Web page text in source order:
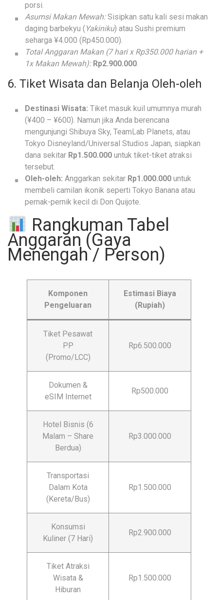
porsi.
Asumsi Makan Mewah:Sisipkan satu kali sesi makan
daging barbekyu ( Yakiniku) atau Sushi premium
seharga ¥4.000 (Rp450.000).
Total Anggaran Makan (7 hari x Rp350.000 harian +
1x Makan Mewah): Rp2.900.000.
6. Tiket Wisata dan Belanja Oleh-oleh
Destinasi Wisata: Tiket masuk kuil umumnya murah
(¥400 – ¥600). Namun jika Anda berencana
mengunjungi Shibuya Sky, TeamLab Planets, atau
Tokyo Disneyland/Universal Studios Japan, siapkan
dana sekitar Rp1.500.000 untuk tiket-tiket atraksi
tersebut.
Oleh-oleh: Anggarkan sekitar Rp1.000.000 untuk
membeli camilan ikonik seperti Tokyo Banana atau
pernak-pernik kecil di Don Quijote.
Rangkuman Tabel
Anggaran (Gaya
Menengah / Person)
Komponen
Pengeluaran
Estimasi Biaya
(Rupiah)
Tiket Pesawat
PP
(Promo/LCC)
Rp6.500.000
Dokumen &
eSIM Internet
Rp500.000
Hotel Bisnis (6
Malam – Share
Berdua)
Rp3.000.000
Transportasi
Dalam Kota
(Kereta/Bus)
Rp1.500.000
Konsumsi
Kuliner (7 Hari)
Rp2.900.000
Tiket Atraksi
Wisata &
Hiburan
Rp1.500.000